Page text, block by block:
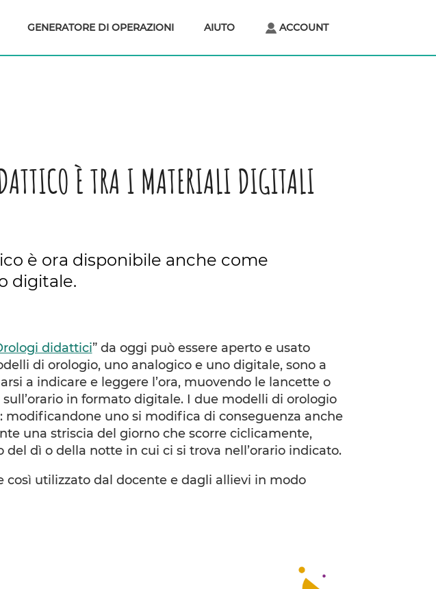
GENERATORE DI OPERAZIONI AIUTO ACCOUNT
È TRA I MATERIALI DIGITALI
è ora disponibile anche come
digitale.
didattici” da oggi può essere aperto e usato
di orologio, uno analogico e uno digitale, sono a
a indicare e leggere l’ora, muovendo le lancette o
in formato digitale. I due modelli di orologio
modificandone uno si modifica di conseguenza anche
una striscia del giorno che scorre ciclicamente,
dì o della notte in cui ci si trova nell’orario indicato.
così utilizzato dal docente e dagli allievi in modo